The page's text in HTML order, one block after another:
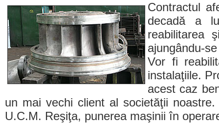
Contractul
decadă a
reabilitarea
ajungându-
Vor fi
instalaţiile.
acest caz
un mai vechi client al societăţii
U.C.M. Reşiţa, punerea maşinii în